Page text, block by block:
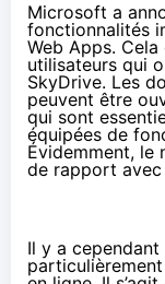
Microsoft a
fonctionnalités
Web Apps.
utilisateurs qui
SkyDrive. Les
peuvent être
qui sont
équipées de
Évidemment, le
de rapport
Il y a